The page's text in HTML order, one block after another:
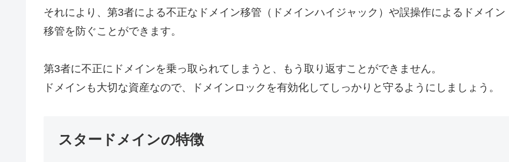
それにより、第3者による不正なドメイン移管（ドメインハイジャック）や誤操作によるドメイン
移管を防ぐことができます。
第3者に不正にドメインを乗っ取られてしまうと、もう取り返すことができません。
ドメインも大切な資産なので、ドメインロックを有効化してしっかりと守るようにしましょう。
スタードメインの特徴